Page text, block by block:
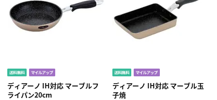
ディアーノ IH対応 マーブルフ
ライパン20cm
ディアーノ IH対応 マーブル玉
子焼